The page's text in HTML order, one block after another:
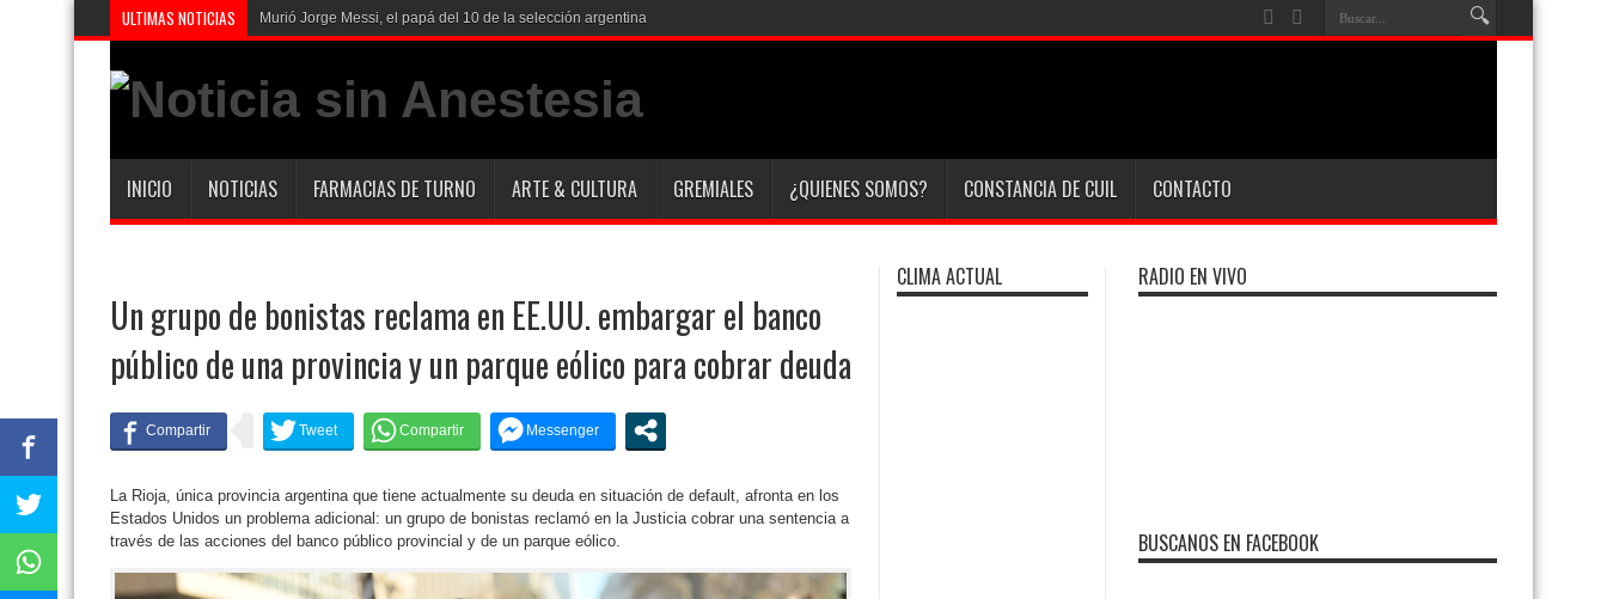
ULTIMAS NOTICIAS Murió Jorge Messi, el papá del 10 de la selección argentina
INICIO NOTICIAS FARMACIAS DE TURNO ARTE & CULTURA GREMIALES ¿QUIENES SOMOS? CONSTANCIA DE CUIL CONTACTO
Un grupo de bonistas reclama en EE.UU. embargar el banco
público de una provincia y un parque eólico para cobrar deuda
La Rioja, única provincia argentina que tiene actualmente su deuda en situación de default, afronta en los
Estados Unidos un problema adicional: un grupo de bonistas reclamó en la Justicia cobrar una sentencia a
través de las acciones del banco público provincial y de un parque eólico.
CLIMA ACTUAL RADIO EN VIVO
BUSCANOS EN FACEBOOK